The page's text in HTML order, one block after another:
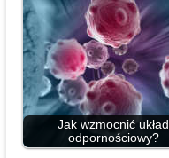
Jak wzmocnić układ
odpornościowy?